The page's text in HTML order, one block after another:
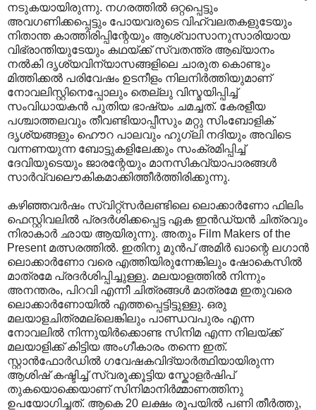
നടുകയായിരുന്നു. നഗരത്തില്‍ ഒറ്റപ്പെട്ടും
അവഗണിക്കപ്പെട്ടും പോയവരുടെ വിഹ്വലതകളുടേയും
നിതാന്ത കാത്തിരിപ്പിന്റേയും ആശ്വാസാനുസാരിയായ
വിഭ്രാന്തിയുടേയും കഥയ്ക്ക് സ്വതന്ത്ര ആഖ്യാനം
നൽകി ദൃശ്യവിന്യാസങ്ങളിലെ ചാരുത കൊണ്ടും
മിത്തിക്കല്‍ പരിവേഷം ഉടനീളം നിലനിര്‍ത്തിയുമാണ്
നോവലിസ്റ്റിനെപ്പോലും തെല്ലു വിസ്മയിപ്പിച്ച്
സംവിധായകന്‍ പുതിയ ഭാഷ്യം ചമച്ചത്. കേരളീയ
പശ്ചാത്തലവും തീവണ്ടിയാപ്പീസും മറ്റു സിംബോളിക്
ദൃശ്യങ്ങളും ഹൌറ പാലവും ഹുഗ്ലി നദിയും അവിടെ
വന്നണയുന്ന ബോട്ടുകളിലേക്കും സംക്രമിപ്പിച്ച്
ദേവിയുടെയും ജാരന്റേയും മാന‍സികവ്യാപാരങ്ങള്‍
സാര്‍വ്വലൌകികമാക്കിത്തീര്‍ത്തിരിക്കുന്നു.
കഴിഞ്ഞവര്‍ഷം സ്വിറ്റ്സര്‍ലണ്ടിലെ ലൊക്കാര്‍ണോ ഫിലിം
ഫെസ്റ്റിവലില്‍ പ്രദര്‍ശിക്കപ്പെട്ട ഏക ഇന്‍ഡ്യന്‍ ചിത്രവും
നിരാകാര്‍ ഛായ ആയിരുന്നു. അതും Film Makers of the
Present മത്സരത്തിൽ. ഇതിനു മുൻപ് അമിർ ഖാന്റെ ലഗാൻ
ലൊക്കാർണോ വരെ എത്തിയിരുന്നേങ്കിലും ഷോകെസിൽ
മാത്രമേ പ്രദർശിപ്പിച്ചുള്ളു. മലയാളത്തിൽ നിന്നും
അനന്തരം, പിറവി എന്നീ ചിത്രങ്ങള്‍ മാത്രമേ ഇതുവരെ
ലൊക്കാര്‍ണോയില്‍ എത്തപ്പെട്ടിട്ടുള്ളു. ഒരു
മലയാളചിത്രമല്ലെങ്കിലും പാണ്ഡവപുരം എന്ന
നോവലില്‍ നിന്നുയിര്‍ക്കൊണ്ട സിനിമ എന്ന നിലയ്ക്ക്
മലയാളിക്ക് കിട്ടിയ അംഗീകാരം തന്നെ ഇത്.
സ്റ്റാന്‍ഫോര്‍ഡില്‍ ഗവേഷകവിദ്യാര്‍ത്ഥിയായിരുന്ന
ആശിഷ് കഷ്ടിച്ച് സ്വരൂക്കൂട്ടിയ സ്കോളര്‍ഷിപ്
തുകയൊക്കെയാണ് സിനിമാനിര്‍മ്മാണത്തിനു
ഉപയോഗിച്ചത്. ആകെ 20 ലക്ഷം രൂപയില്‍ പണി തീര്‍ത്തു,